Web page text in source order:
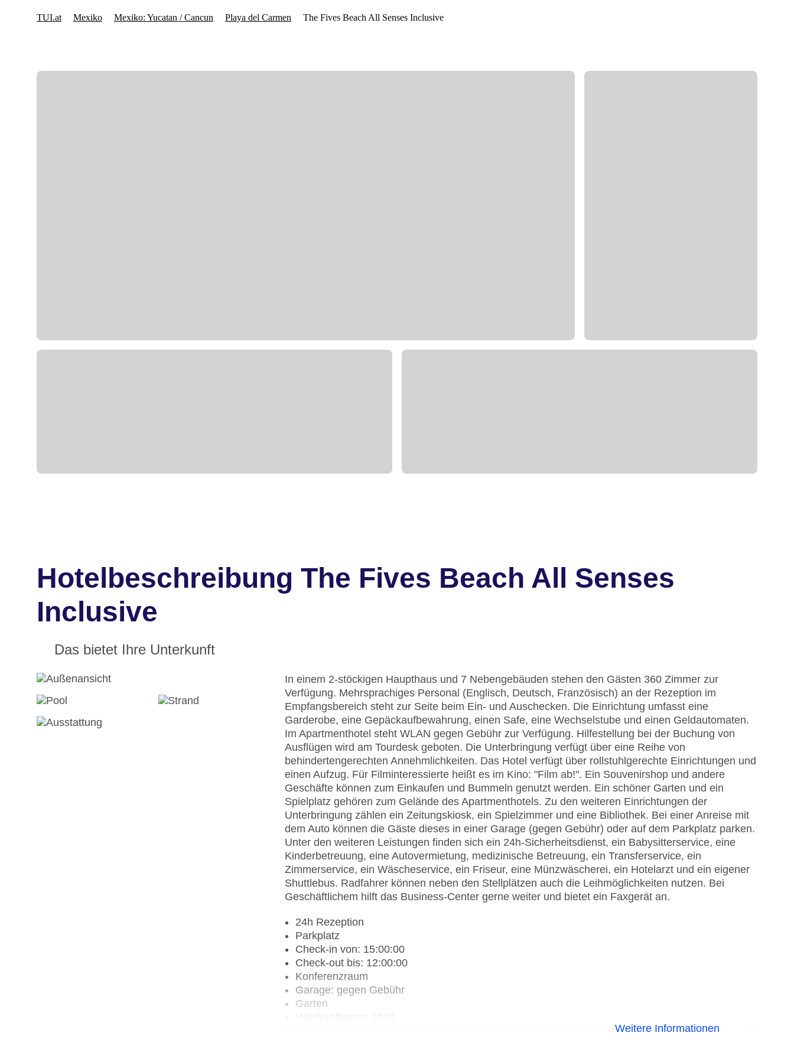
Hotelbeschreibung The Fives Beach All Senses
Inclusive
Das bietet Ihre Unterkunft
In einem 2-stöckigen Haupthaus und 7 Nebengebäuden stehen den Gästen 360 Zimmer zur
Verfügung. Mehrsprachiges Personal (Englisch, Deutsch, Französisch) an der Rezeption im
Empfangsbereich steht zur Seite beim Ein- und Auschecken. Die Einrichtung umfasst eine
Garderobe, eine Gepäckaufbewahrung, einen Safe, eine Wechselstube und einen Geldautomaten.
Im Apartmenthotel steht WLAN gegen Gebühr zur Verfügung. Hilfestellung bei der Buchung von
Ausflügen wird am Tourdesk geboten. Die Unterbringung verfügt über eine Reihe von
behindertengerechten Annehmlichkeiten. Das Hotel verfügt über rollstuhlgerechte Einrichtungen und
einen Aufzug. Für Filminteressierte heißt es im Kino: "Film ab!". Ein Souvenirshop und andere
Geschäfte können zum Einkaufen und Bummeln genutzt werden. Ein schöner Garten und ein
Spielplatz gehören zum Gelände des Apartmenthotels. Zu den weiteren Einrichtungen der
Unterbringung zählen ein Zeitungskiosk, ein Spielzimmer und eine Bibliothek. Bei einer Anreise mit
dem Auto können die Gäste dieses in einer Garage (gegen Gebühr) oder auf dem Parkplatz parken.
Unter den weiteren Leistungen finden sich ein 24h-Sicherheitsdienst, ein Babysitterservice, eine
Kinderbetreuung, eine Autovermietung, medizinische Betreuung, ein Transferservice, ein
Zimmerservice, ein Wäscheservice, ein Friseur, eine Münzwäscherei, ein Hotelarzt und ein eigener
Shuttlebus. Radfahrer können neben den Stellplätzen auch die Leihmöglichkeiten nutzen. Bei
Geschäftlichem hilft das Business-Center gerne weiter und bietet ein Faxgerät an.
24h Rezeption
Parkplatz
Check-in von: 15:00:00
Check-out bis: 12:00:00
Konferenzraum
Garage: gegen Gebühr
Garten
Hoteleröffnung: 2010
Weitere Informationen